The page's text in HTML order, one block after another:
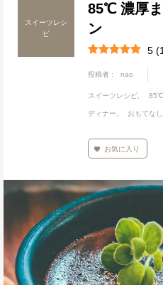
スイーツレシ
ピ
85℃ 濃厚ま
ン
5 (1
投稿者 : nao
スイーツレシピ
ディナー おもてな
お気に入り